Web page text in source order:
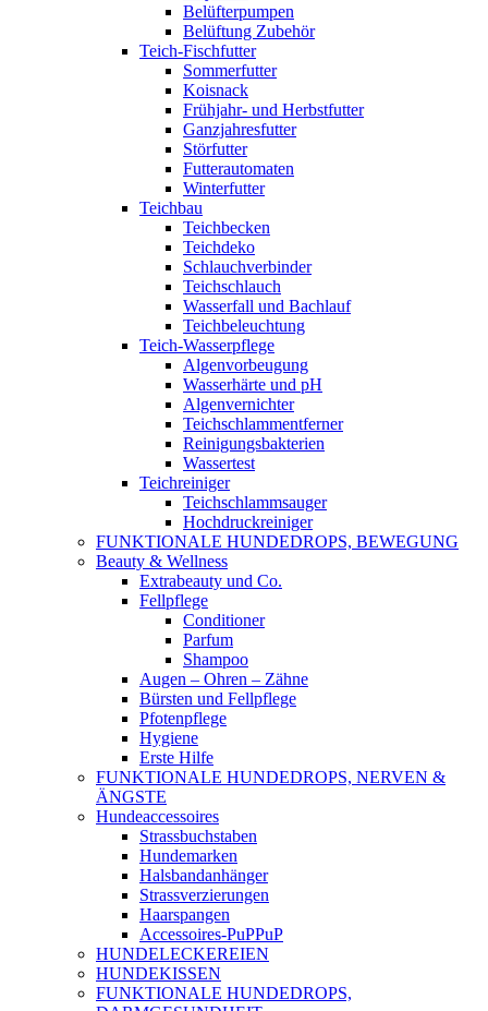
Belüfterpumpen
Belüftung Zubehör
Teich-Fischfutter
Sommerfutter
Koisnack
Frühjahr- und Herbstfutter
Ganzjahresfutter
Störfutter
Futterautomaten
Winterfutter
Teichbau
Teichbecken
Teichdeko
Schlauchverbinder
Teichschlauch
Wasserfall und Bachlauf
Teichbeleuchtung
Teich-Wasserpflege
Algenvorbeugung
Wasserhärte und pH
Algenvernichter
Teichschlammentferner
Reinigungsbakterien
Wassertest
Teichreiniger
Teichschlammsauger
Hochdruckreiniger
FUNKTIONALE HUNDEDROPS, BEWEGUNG
Beauty & Wellness
Extrabeauty und Co.
Fellpflege
Conditioner
Parfum
Shampoo
Augen – Ohren – Zähne
Bürsten und Fellpflege
Pfotenpflege
Hygiene
Erste Hilfe
FUNKTIONALE HUNDEDROPS, NERVEN &
ÄNGSTE
Hundeaccessoires
Strassbuchstaben
Hundemarken
Halsbandanhänger
Strassverzierungen
Haarspangen
Accessoires-PuPPuP
HUNDELECKEREIEN
HUNDEKISSEN
FUNKTIONALE HUNDEDROPS,